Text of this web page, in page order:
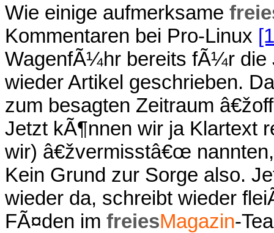
Wie einige aufmerksame
Kommentaren bei Pro-Linux
WagenfÃ¼hr bereits fÃ¼r
wieder Artikel geschrieben.
zum besagten Zeitraum
Jetzt kÃ¶nnen wir ja Klartext
wir) â€žvermisstâ€œ
Kein Grund zur Sorge also.
wieder da, schreibt wieder
FÃ¤den im freiesMagazin-